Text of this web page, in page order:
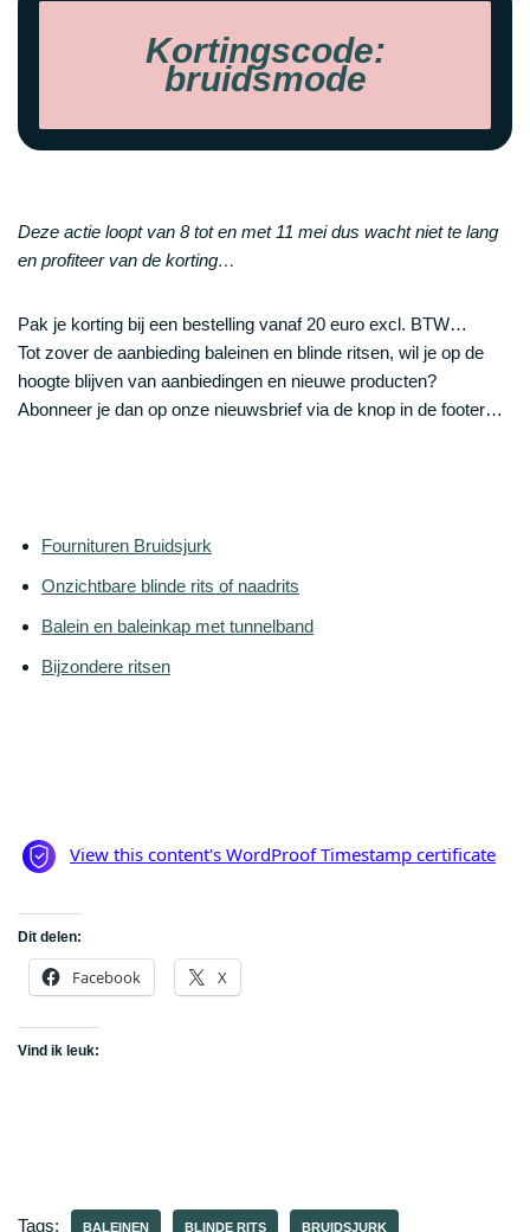
Kortingscode:
bruidsmode
Deze actie loopt van 8 tot en met 11 mei dus wacht niet te lang
en profiteer van de korting…
Pak je korting bij een bestelling vanaf 20 euro excl. BTW…
Tot zover de aanbieding baleinen en blinde ritsen, wil je op de
hoogte blijven van aanbiedingen en nieuwe producten?
Abonneer je dan op onze nieuwsbrief via de knop in de footer…
Fournituren Bruidsjurk
Onzichtbare blinde rits of naadrits
Balein en baleinkap met tunnelband
Bijzondere ritsen
Dit delen:
Facebook X
Vind ik leuk:
Tags: BALEINEN BLINDE RITS BRUIDSJURK